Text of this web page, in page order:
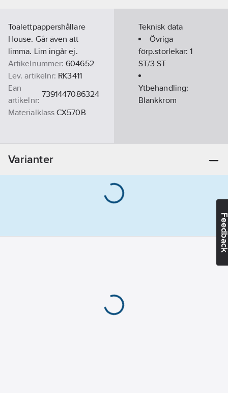
Toalettpappershållare
House. Går även att
limma. Lim ingår ej.
Artikelnummer: 604652
Lev. artikelnr: RK3411
Ean
artikelnr:
7391447086324
Materialklass CX570B
Teknisk data
Övriga
förp.storlekar:1
ST/3 ST
Ytbehandling:
Blankkrom
Varianter